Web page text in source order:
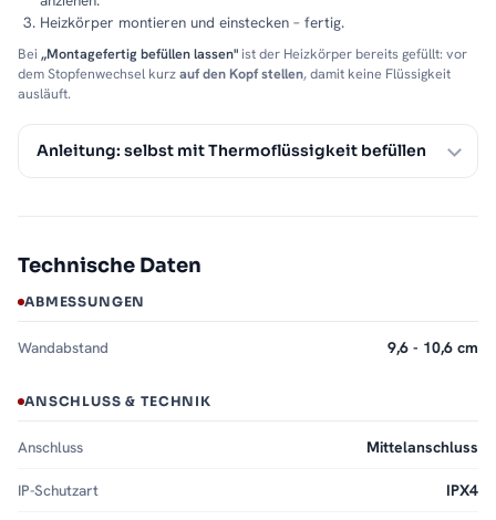
Heizkörper montieren und einstecken – fertig.
Bei „Montagefertig befüllen lassen"ist der Heizkörper bereits gefüllt: vor
dem Stopfenwechsel kurzauf den Kopf stellen, damit keine Flüssigkeit
ausläuft.
Anleitung: selbst mit Thermoflüssigkeit befüllen
Technische Daten
ABMESSUNGEN
Wandabstand 9,6 - 10,6 cm
ANSCHLUSS & TECHNIK
Anschluss Mittelanschluss
IP-Schutzart IPX4